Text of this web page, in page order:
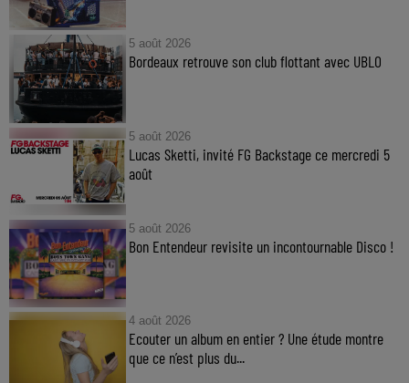
5 août 2026
Bordeaux retrouve son club flottant avec UBLO
5 août 2026
Lucas Sketti, invité FG Backstage ce mercredi 5
août
5 août 2026
Bon Entendeur revisite un incontournable Disco !
4 août 2026
Ecouter un album en entier ? Une étude montre
que ce n’est plus du...